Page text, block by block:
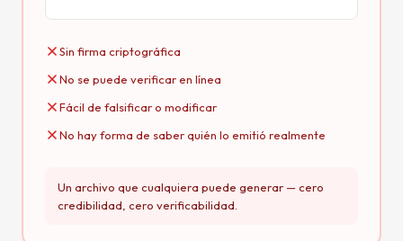
Sin firma criptográfica
No se puede verificar en línea
Fácil de falsificar o modificar
No hay forma de saber quién lo emitió realmente
Un archivo que cualquiera puede generar — cero
credibilidad, cero verificabilidad.